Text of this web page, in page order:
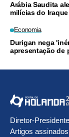
Arábia Saudita
milícias do Iraque
Economia
Durigan nega
apresentação de
Diretor-
Artigos